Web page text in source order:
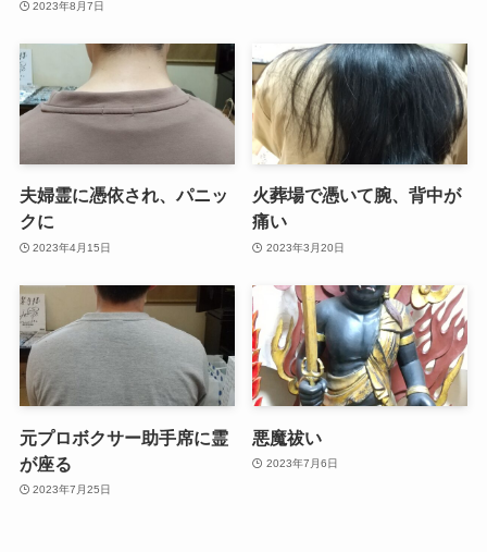
2023年8月7日
夫婦霊に憑依され、パニッ
クに
2023年4月15日
火葬場で憑いて腕、背中が
痛い
2023年3月20日
元プロボクサー助手席に霊
が座る
2023年7月25日
悪魔祓い
2023年7月6日